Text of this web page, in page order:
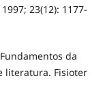
23(12): 1177-
da
literatura. Fisioter